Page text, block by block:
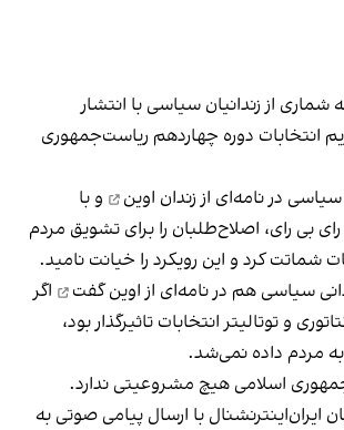
از زندانیان سیاسی با انتشار
انتخابات دوره چهاردهم ریاست‌جمهوری
سیاسی در نامه‌ای از زندان اوین
و با
بی رای، اصلاح‌طلبان را برای تشویق مردم
شماتت کرد و این رویکرد را خیانت نامید.
سیاسی هم در نامه‌ای از اوین گفت
اگر
و توتالیتر انتخابات تاثیرگذار بود،
مردم داده نمی‌شد.
اسلامی هیچ مشروعیتی ندارد.
ایران‌اینترنشنال با ارسال پیامی صوتی به